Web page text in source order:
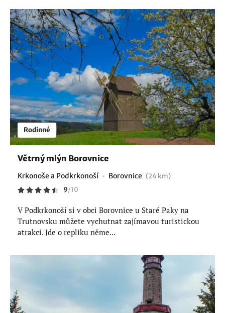
Rodinné
Větrný mlýn Borovnice
Krkonoše a Podkrkonoší Borovnice (24 km)
9/10
V Podkrkonoší si v obci Borovnice u Staré Paky na
Trutnovsku můžete vychutnat zajímavou turistickou
atrakci. Jde o repliku něme...